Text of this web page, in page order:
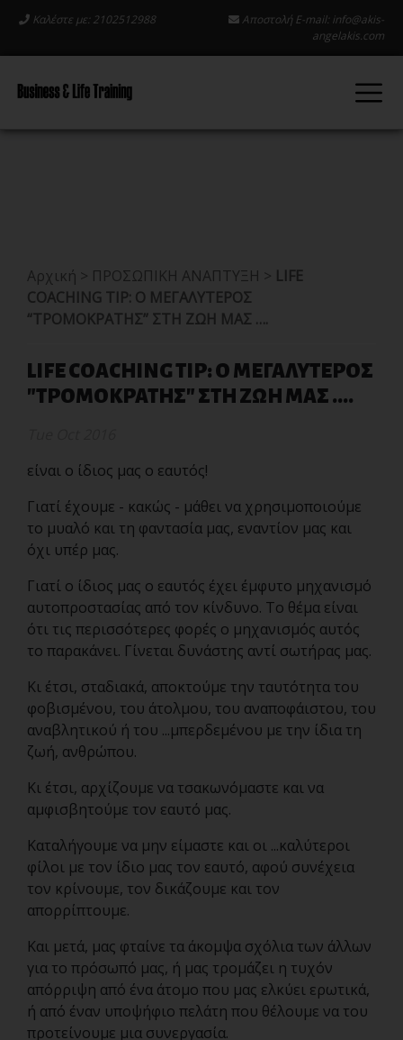
Καλέστε με: 2102512988 Αποστολή E-mail: info@akis-
angelakis.com
Αρχική > ΠΡΟΣΩΠΙΚΗ ΑΝΑΠΤΥΞΗ > LIFE
COACHING TIP: Ο ΜΕΓΑΛΥΤΕΡΟΣ
“ΤΡΟΜΟΚΡΑΤΗΣ” ΣΤΗ ΖΩΗ ΜΑΣ ….
LIFE COACHING TIP: Ο ΜΕΓΑΛΥΤΕΡΟΣ
"ΤΡΟΜΟΚΡΑΤΗΣ" ΣΤΗ ΖΩΗ ΜΑΣ ....
είναι ο ίδιος μας ο εαυτός!
Γιατί έχουμε - κακώς - μάθει να χρησιμοποιούμε
το μυαλό και τη φαντασία μας, εναντίον μας και
όχι υπέρ μας.
Γιατί ο ίδιος μας ο εαυτός έχει έμφυτο μηχανισμό
αυτοπροστασίας από τον κίνδυνο. Το θέμα είναι
ότι τις περισσότερες φορές ο μηχανισμός αυτός
το παρακάνει. Γίνεται δυνάστης αντί σωτήρας μας.
Κι έτσι, σταδιακά, αποκτούμε την ταυτότητα του
φοβισμένου, του άτολμου, του αναποφάιστου, του
αναβλητικού ή του ...μπερδεμένου με την ίδια τη
ζωή, ανθρώπου.
Κι έτσι, αρχίζουμε να τσακωνόμαστε και να
αμφισβητούμε τον εαυτό μας.
Καταλήγουμε να μην είμαστε και οι ...καλύτεροι
φίλοι με τον ίδιο μας τον εαυτό, αφού συνέχεια
τον κρίνουμε, τον δικάζουμε και τον
απορρίπτουμε.
Και μετά, μας φταίνε τα άκομψα σχόλια των άλλων
για το πρόσωπό μας, ή μας τρομάζει η τυχόν
απόρριψη από ένα άτομο που μας ελκύει ερωτικά,
ή από έναν υποψήφιο πελάτη που θέλουμε να του
προτείνουμε μια συνεργασία.